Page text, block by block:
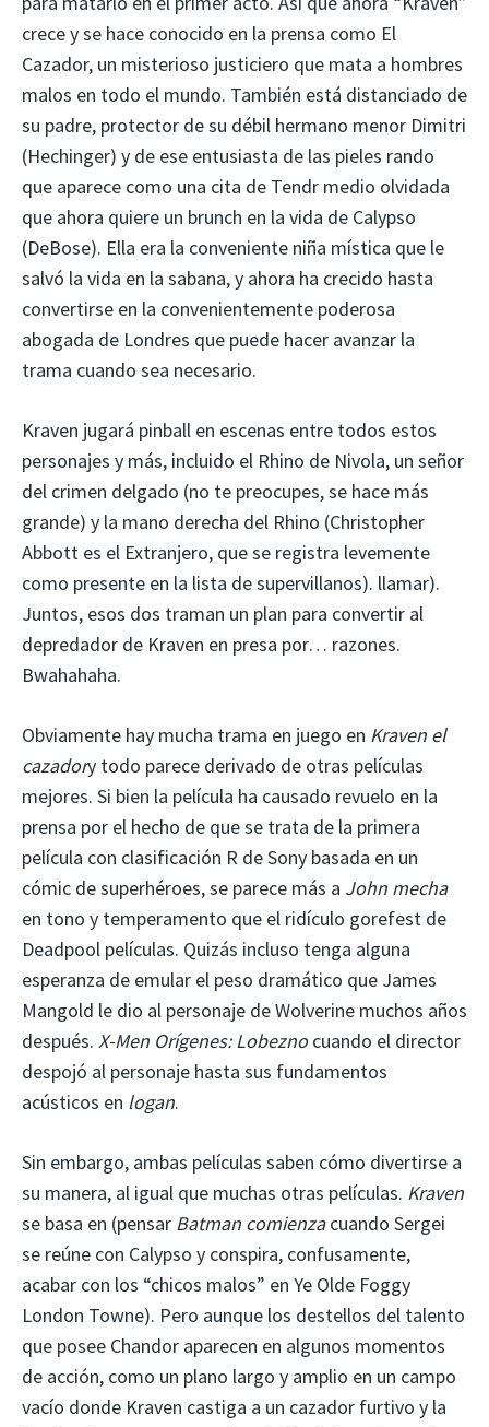
crece y se hace conocido en la prensa como El
Cazador, un misterioso justiciero que mata a hombres
malos en todo el mundo. También está distanciado de
su padre, protector de su débil hermano menor Dimitri
(Hechinger) y de ese entusiasta de las pieles rando
que aparece como una cita de Tendr medio olvidada
que ahora quiere un brunch en la vida de Calypso
(DeBose). Ella era la conveniente niña mística que le
salvó la vida en la sabana, y ahora ha crecido hasta
convertirse en la convenientemente poderosa
abogada de Londres que puede hacer avanzar la
trama cuando sea necesario.
Kraven jugará pinball en escenas entre todos estos
personajes y más, incluido el Rhino de Nivola, un señor
del crimen delgado (no te preocupes, se hace más
grande) y la mano derecha del Rhino (Christopher
Abbott es el Extranjero, que se registra levemente
como presente en la lista de supervillanos). llamar).
Juntos, esos dos traman un plan para convertir al
depredador de Kraven en presa por… razones.
Bwahahaha.
Obviamente hay mucha trama en juego en Kraven el
cazadory todo parece derivado de otras películas
mejores. Si bien la película ha causado revuelo en la
prensa por el hecho de que se trata de la primera
película con clasificación R de Sony basada en un
cómic de superhéroes, se parece más a John mecha
en tono y temperamento que el ridículo gorefest de
Deadpool películas. Quizás incluso tenga alguna
esperanza de emular el peso dramático que James
Mangold le dio al personaje de Wolverine muchos años
después. X-Men Orígenes: Lobeznocuando el director
despojó al personaje hasta sus fundamentos
acústicos en logan.
Sin embargo, ambas películas saben cómo divertirse a
su manera, al igual que muchas otras películas. Kraven
se basa en (pensar Batman comienzacuando Sergei
se reúne con Calypso y conspira, confusamente,
acabar con los “chicos malos” en Ye Olde Foggy
London Towne). Pero aunque los destellos del talento
que posee Chandor aparecen en algunos momentos
de acción, como un plano largo y amplio en un campo
vacío donde Kraven castiga a un cazador furtivo y la